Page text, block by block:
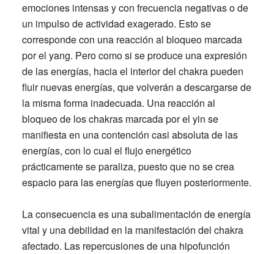
emociones intensas y con frecuencia negativas o de
un impulso de actividad exagerado. Esto se
corresponde con una reacción al bloqueo marcada
por el yang. Pero como si se produce una expresión
de las energías, hacia el interior del chakra pueden
fluir nuevas energías, que volverán a descargarse de
la misma forma inadecuada. Una reacción al
bloqueo de los chakras marcada por el yin se
manifiesta en una contención casi absoluta de las
energías, con lo cual el flujo energético
prácticamente se paraliza, puesto que no se crea
espacio para las energías que fluyen posteriormente.
La consecuencia es una subalimentación de energía
vital y una debilidad en la manifestación del chakra
afectado. Las repercusiones de una hipofunción